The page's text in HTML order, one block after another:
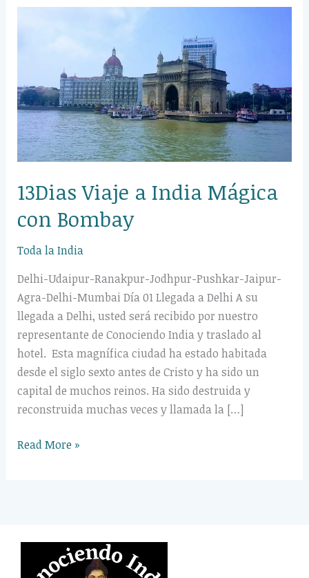
13Dias Viaje a India Mágica
con Bombay
Toda la India
Delhi-Udaipur-Ranakpur-Jodhpur-Pushkar-Jaipur-
Agra-Delhi-Mumbai Día 01 Llegada a Delhi A su
llegada a Delhi, usted será recibido por nuestro
representante de Conociendo India y traslado al
hotel. Esta magnífica ciudad ha estado habitada
desde el siglo sexto antes de Cristo y ha sido un
capital de muchos reinos. Ha sido destruida y
reconstruida muchas veces y llamada la […]
Mágica
con
Bombay
Read More »